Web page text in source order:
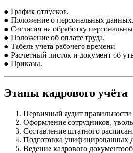
● График отпусков.
● Положение о персональных данных.
● Согласия на обработку
● Положение об оплате труда.
● Табель учета рабочего времени.
● Расчетный листок и документ об
● Приказы.
Этапы кадрового учёта
Первичный аудит
Оформление сотрудников,
Составление штатного
Подготовка унифицированных
Ведение кадрового